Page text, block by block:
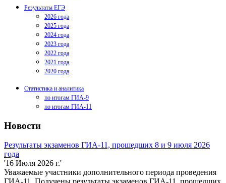
Результаты ЕГЭ
2026 года
2025 года
2024 года
2023 года
2022 года
2021 года
2020 года
Статистика и аналитика
по итогам ГИА-9
по итогам ГИА-11
Новости
Результаты экзаменов ГИА-11, прошедших 8 и 9 июля 2026
года
'16 Июля 2026 г.'
Уважаемые участники дополнительного периода проведения